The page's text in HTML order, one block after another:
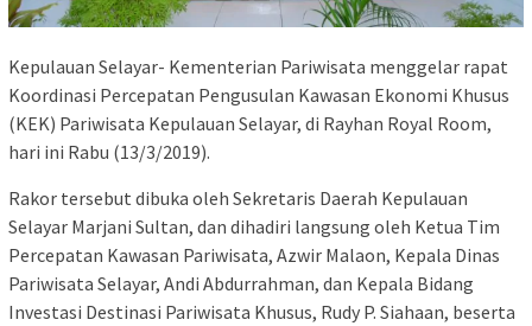
Kepulauan Selayar- Kementerian Pariwisata menggelar rapat
Koordinasi Percepatan Pengusulan Kawasan Ekonomi Khusus
(KEK) Pariwisata Kepulauan Selayar, di Rayhan Royal Room,
hari ini Rabu (13/3/2019).
Rakor tersebut dibuka oleh Sekretaris Daerah Kepulauan
Selayar Marjani Sultan, dan dihadiri langsung oleh Ketua Tim
Percepatan Kawasan Pariwisata, Azwir Malaon, Kepala Dinas
Pariwisata Selayar, Andi Abdurrahman, dan Kepala Bidang
Investasi Destinasi Pariwisata Khusus, Rudy P. Siahaan, beserta